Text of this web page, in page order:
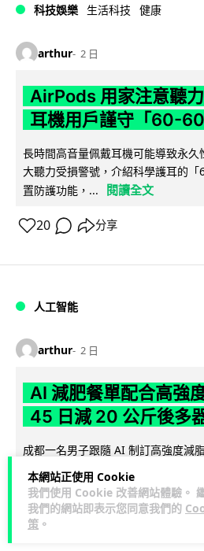
本網站正使用 Cookie
我們使用 Cookie 改善網站體驗。
我們的網站即表示您同意我們的
策 。
科技娛樂 生活科技 健康
arthur 2 日
AirPods 用家注意聽
耳機用戶謹守「60-
長時間高音量佩戴耳機可能導致永
大聽力受損警號，介紹科學護耳的
置防護功能，...
閱讀全文
20 分享
人工智能
arthur 2 日
AI 減肥餐單配合高強
45 日減 20 公斤後多
成都一名男子跟隨 AI 制訂高強度減
公斤後昏迷送院。醫生診斷他患上
及多器官功能障礙。... 閱讀全文
23